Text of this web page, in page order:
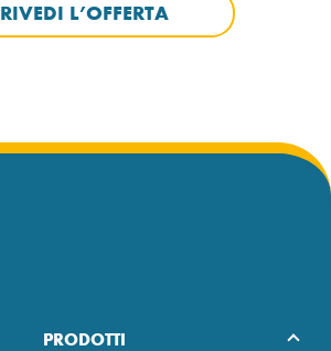
RIVEDI L’OFFERTA
PRODOTTI